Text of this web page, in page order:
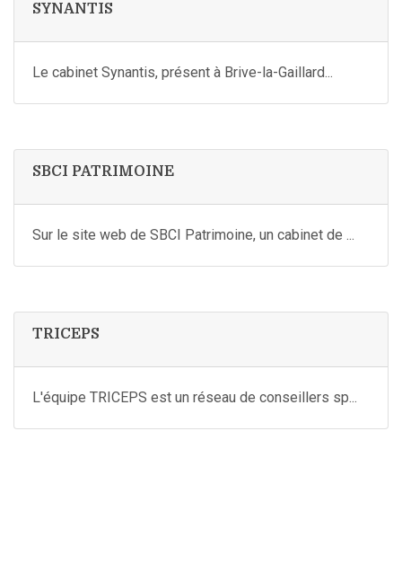
SYNANTIS
Le cabinet Synantis, présent à Brive-la-Gaillard...
SBCI PATRIMOINE
Sur le site web de SBCI Patrimoine, un cabinet de ...
TRICEPS
L'équipe TRICEPS est un réseau de conseillers sp...